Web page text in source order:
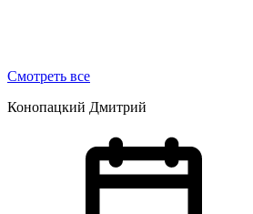
Смотреть все
Конопацкий Дмитрий